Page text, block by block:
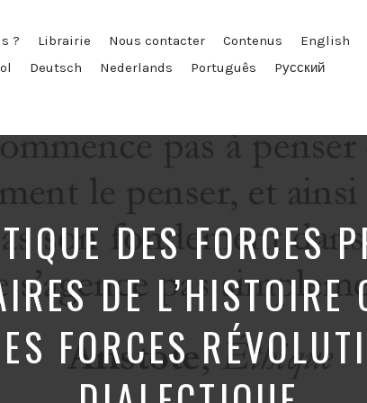
? Librairie Nous contacter Contenus
English
Deutsch Nederlands Português
Pусский
DES FORCES
DE
FORCES